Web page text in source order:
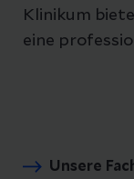
Klinikum
eine
Unsere